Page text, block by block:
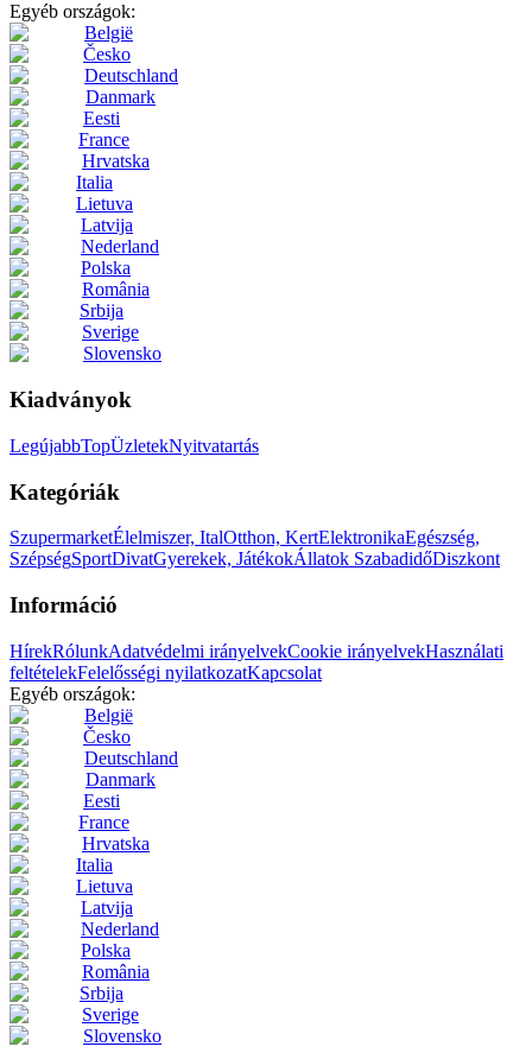
Egyéb országok:
België
Česko
Deutschland
Danmark
Eesti
France
Hrvatska
Italia
Lietuva
Latvija
Nederland
Polska
România
Srbija
Sverige
Slovensko
Kiadványok
LegújabbTopÜzletekNyitvatartás
Kategóriák
SzupermarketÉlelmiszer, ItalOtthon, KertElektronikaEgészség,
SzépségSportDivatGyerekek, JátékokÁllatok SzabadidőDiszkont
Információ
HírekRólunkAdatvédelmi irányelvekCookie irányelvekHasználati
feltételekFelelősségi nyilatkozatKapcsolat
Egyéb országok:
België
Česko
Deutschland
Danmark
Eesti
France
Hrvatska
Italia
Lietuva
Latvija
Nederland
Polska
România
Srbija
Sverige
Slovensko